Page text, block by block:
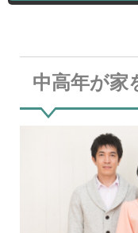
中高年が家